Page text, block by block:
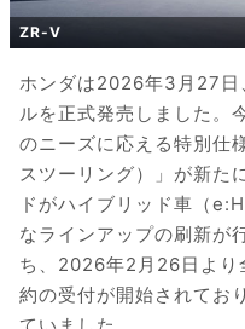
ZR-V
ホンダは2026年3月27日
ルを正式発売しました。
のニーズに応える特別仕
スツーリング）」が新た
ドがハイブリッド車（
なラインアップの刷新が
ち、2026年2月26日よ
約の受付が開始されてお